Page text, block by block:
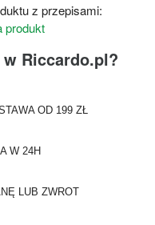
z przepisami:
produkt
Riccardo.pl?
OD 199 ZŁ
W 24H
LUB ZWROT